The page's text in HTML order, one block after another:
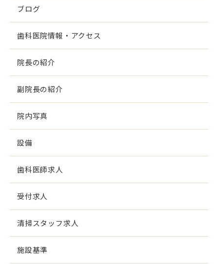
ブログ
歯科医院情報・アクセス
院長の紹介
副院長の紹介
院内写真
設備
歯科医師求人
受付求人
清掃スタッフ求人
施設基準